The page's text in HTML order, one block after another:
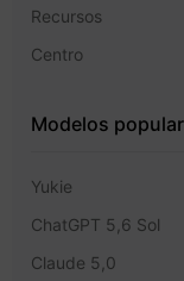
Recursos
Centro
Modelos
Yukie
ChatGPT 5,6 Sol
Claude 5,0